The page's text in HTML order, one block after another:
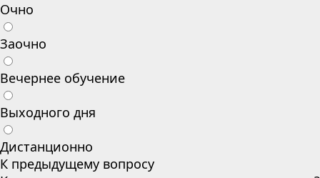
Очно
Заочно
Вечернее обучение
Выходного дня
Дистанционно
К предыдущему вопросу